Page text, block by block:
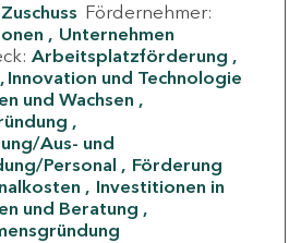
Zuschuss Fördernehmer:
Unternehmen
Arbeitsplatzförderung
Innovation und Technologie
und Wachsen
Aus- und
Personal
Förderung
Investitionen in
und Beratung